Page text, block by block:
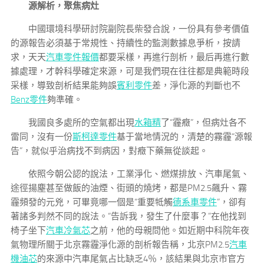
源解析，聚焦病灶
中國環境科學研討院副院長柴發合說，一份具有參考價值
的源報告必須基于常規性、持續性的監測數據息爭析，按請
求，天天汽車零件報價都要采樣，再進行剖析，最后再進行數
據處理，才幹科學確定來源，可是我們現在往往都是典範時段
采樣，導致剖析結果能夠誤賓利零件差，淨化源的判斷也不
Benz零件夠準確。
我國良多處所的空氣都出現水箱精了“霾癥”，但病灶各不
雷同，沒有一份斯柯達零件基于當地情況的，清楚的霧霾“源報
告”，就似乎治病找不到病因，對癥下藥無從談起。
依照今朝公認的說法，工業淨化、燃煤排放、汽車尾氣、
途徑揚塵甚至做飯的油煙、街頭的燒烤，都是PM2.5飆升、霧
霾頻發的元兇，可畢竟哪一個是“重要牴觸德系車零件”，卻有
著諸多判然不同的說法。“告訴我，發生了什麼事？”在他找到
椅子坐下汽車冷氣芯之前，他的母親問他。如近期中科院年夜
氣物理所關于北京霧霾淨化源的剖析報告稱，北京PM2.5汽車
機油芯的來源中汽車尾氣占比缺乏4％，該結果與北京市官方